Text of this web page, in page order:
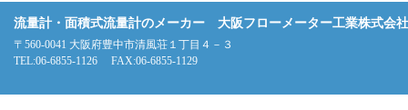
流量計・面積式流量計のメーカー 大阪フローメーター工業株式会社
〒560-0041 大阪府豊中市清風荘１丁目４－３
TEL:06-6855-1126 FAX:06-6855-1129